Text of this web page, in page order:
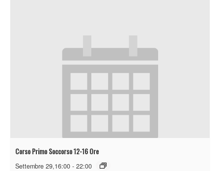
Corso Primo Soccorso 12-16 Ore
Settembre 29,16:00 - 22:00